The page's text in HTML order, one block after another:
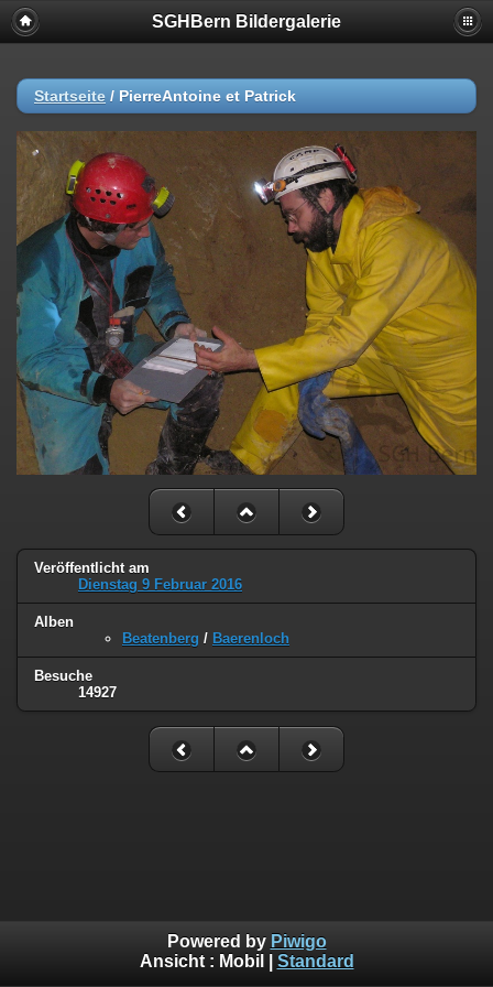
SGHBern Bildergalerie
Startseite / PierreAntoine et Patrick
Veröffentlicht am
Dienstag 9 Februar 2016
Alben
Beatenberg / Baerenloch
Besuche
14927
Powered by Piwigo
Ansicht : Mobil Standard